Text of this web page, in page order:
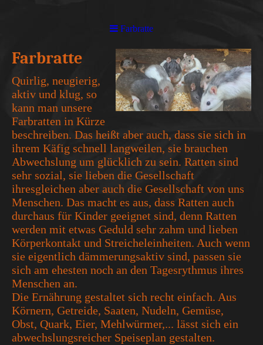
Farbratte
Farbratte
Quirlig, neugierig,
aktiv und klug, so
kann man unsere
Farbratten in Kürze
beschreiben. Das heißt aber auch, dass sie sich in
ihrem Käfig schnell langweilen, sie brauchen
Abwechslung um glücklich zu sein. Ratten sind
sehr sozial, sie lieben die Gesellschaft
ihresgleichen aber auch die Gesellschaft von uns
Menschen. Das macht es aus, dass Ratten auch
durchaus für Kinder geeignet sind, denn Ratten
werden mit etwas Geduld sehr zahm und lieben
Körperkontakt und Streicheleinheiten. Auch wenn
sie eigentlich dämmerungsaktiv sind, passen sie
sich am ehesten noch an den Tagesrythmus ihres
Menschen an.
Die Ernährung gestaltet sich recht einfach. Aus
Körnern, Getreide, Saaten, Nudeln, Gemüse,
Obst, Quark, Eier, Mehlwürmer,... lässt sich ein
abwechslungsreicher Speiseplan gestalten.